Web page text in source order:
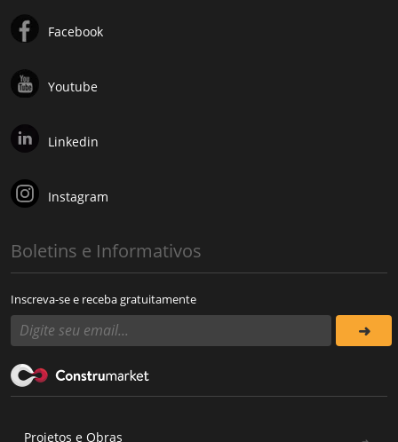
Facebook
Youtube
Linkedin
Instagram
Boletins e Informativos
Inscreva-se e receba gratuitamente
Projetos e Obras